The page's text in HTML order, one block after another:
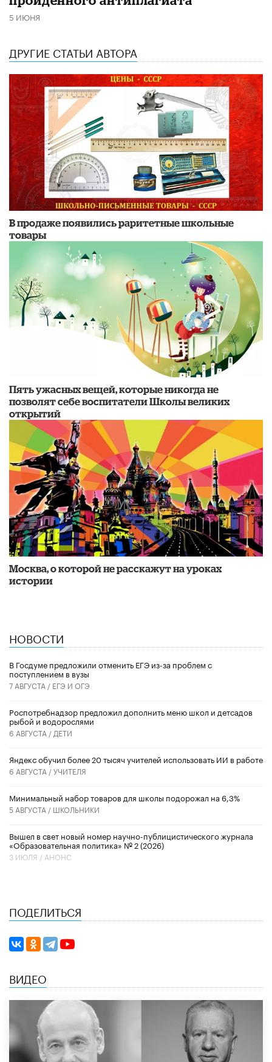
5 ИЮНЯ
ДРУГИЕ СТАТЬИ АВТОРА
В продаже появились раритетные школьные
товары
Пять ужасных вещей, которые никогда не
позволят себе воспитатели Школы великих
открытий
Москва, о которой не расскажут на уроках
истории
НОВОСТИ
В Госдуме предложили отменить ЕГЭ из-за проблем с
поступлением в вузы
7 АВГУСТА / ЕГЭ И ОГЭ
Роспотребнадзор предложил дополнить меню школ и детсадов
рыбой и водорослями
6 АВГУСТА / ДЕТИ
​Яндекс обучил более 20 тысяч учителей использовать ИИ в работе
6 АВГУСТА /УЧИТЕЛЯ
Минимальный набор товаров для школы подорожал на 6,3%
5 АВГУСТА / ШКОЛЬНИКИ
Вышел в свет новый номер научно-публицистического журнала
«Образовательная политика» № 2 (2026)
3 ИЮЛЯ / АНОНС
ПОДЕЛИТЬСЯ
ВИДЕО